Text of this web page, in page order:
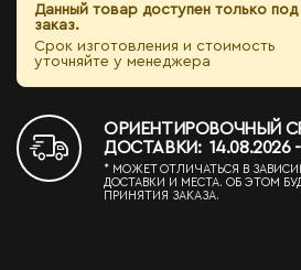
Данный товар доступен только под
заказ.
Срок изготовления и стоимость
уточняйте у менеджера
ОРИЕНТИРОВОЧНЫЙ
ДОСТАВКИ: 14.08.2026 -
* МОЖЕТ ОТЛИЧАТЬСЯ В
ДОСТАВКИ И МЕСТА. ОБ ЭТОМ
ПРИНЯТИЯ ЗАКАЗА.